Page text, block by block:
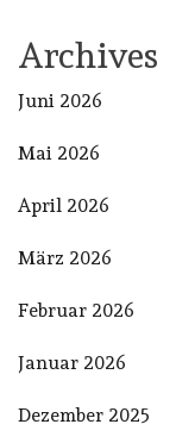
Archives
Juni 2026
Mai 2026
April 2026
März 2026
Februar 2026
Januar 2026
Dezember 2025